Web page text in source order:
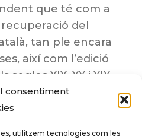
consentiment
utilitzem tecnologies com les
que té com a
del
tan ple encara
així com l’edició
segles XIX, XX i XIX